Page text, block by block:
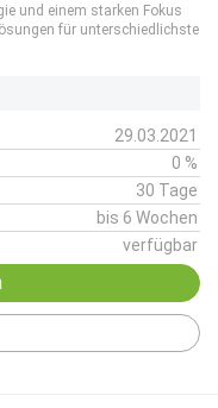
und einem starken Fokus
für unterschiedlichste
29.03.2021
0 %
30 Tage
bis 6 Wochen
verfügbar